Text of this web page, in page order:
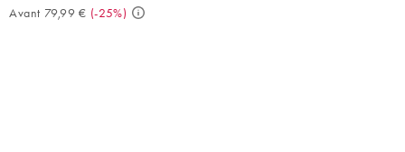
Avant 79,99 € (-25%)